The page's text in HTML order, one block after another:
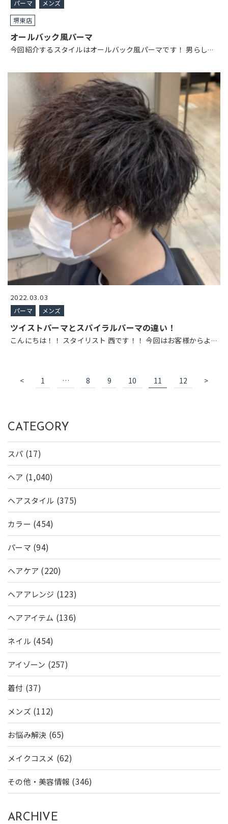
パーマ
メンズ
堺東店
オールバック風パーマ
今回紹介するスタイルはオールバック風パーマです！ 男らし…
2022.03.03
パーマ メンズ
ツイストパーマとスパイラルパーマの違い！
こんにちは！！ スタイリスト 西です！！ 今回はお客様からよ …
< 1 … 8 9 10 11 12 >
CATEGORY
スパ (17)
ヘア (1,040)
ヘアスタイル (375)
カラー (454)
パーマ (94)
ヘアケア (220)
ヘアアレンジ (123)
ヘアアイテム (136)
ネイル (454)
アイゾーン (257)
着付 (37)
メンズ (112)
お悩み解決 (65)
メイクコスメ (62)
その他・美容情報 (346)
ARCHIVE